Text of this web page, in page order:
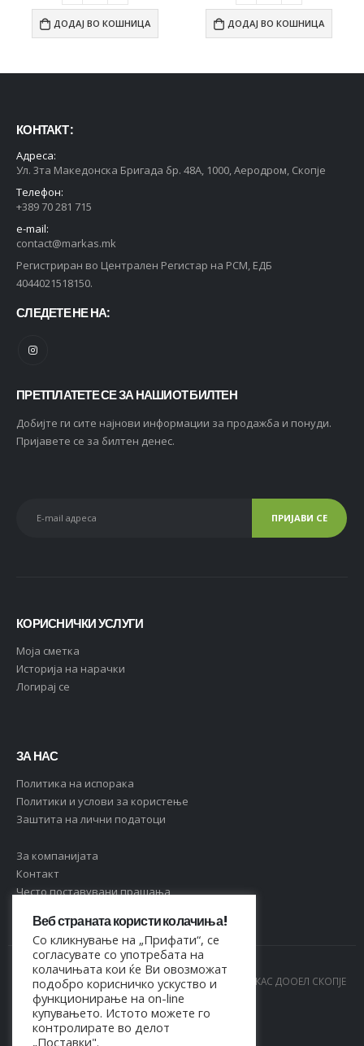
ДОДАЈ ВО КОШНИЦА ДОДАЈ ВО КОШНИЦА
КОНТАКТ :
Адреса:
Ул. 3та Македонска Бригада бр. 48А, 1000, Аеродром, Скопје
Телефон:
+389 70 281 715
e-mail:
contact@markas.mk
Регистриран во Централен Регистар на РСМ, ЕДБ
4044021518150.
СЛЕДЕТЕ НЕ НА:
ПРЕТПЛАТЕТЕ СЕ ЗА НАШИОТ БИЛТЕН
Добијте ги сите најнови информации за продажба и понуди.
Пријавете се за билтен денес.
КОРИСНИЧКИ УСЛУГИ
Moja сметка
Историја на нарачки
Логирај се
ЗА НАС
Политика на испорака
Политики и услови за користење
Заштита на лични податоци
За компанијата
Контакт
Често поставувани прашања
© Copyright 2021. Сите права се задржани од МАРКАС ДООЕЛ СКОПЈЕ
- 4044021518150
Веб страната користи колачиња!
Со кликнување на „Прифати“, се
согласувате со употребата на
колачињата кои ќе Ви овозможат
подобро корисничко ускуство и
функционирање на on-line
купувањето. Истото можете го
контролирате во делот
„Поставки".